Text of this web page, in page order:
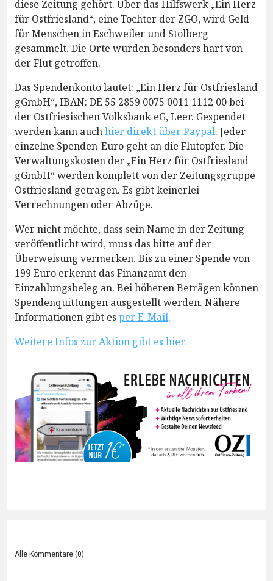
diese Zeitung gehört. Über das Hilfswerk „Ein Herz
für Ostfriesland“, eine Tochter der ZGO, wird Geld
für Menschen in Eschweiler und Stolberg
gesammelt. Die Orte wurden besonders hart von
der Flut getroffen.
Das Spendenkonto lautet: „Ein Herz für Ostfriesland
gGmbH“, IBAN: DE 55 2859 0075 0011 1112 00 bei
der Ostfriesischen Volksbank eG, Leer. Gespendet
werden kann auchhier direkt über Paypal. Jeder
einzelne Spenden-Euro geht an die Flutopfer. Die
Verwaltungskosten der „Ein Herz für Ostfriesland
gGmbH“ werden komplett von der Zeitungsgruppe
Ostfriesland getragen. Es gibt keinerlei
Verrechnungen oder Abzüge.
Wer nicht möchte, dass sein Name in der Zeitung
veröffentlicht wird, muss das bitte auf der
Überweisung vermerken. Bis zu einer Spende von
199 Euro erkennt das Finanzamt den
Einzahlungsbeleg an. Bei höheren Beträgen können
Spendenquittungen ausgestellt werden. Nähere
Informationen gibt es per E-Mail.
Weitere Infos zur Aktion gibt es hier.
Alle Kommentare (0)